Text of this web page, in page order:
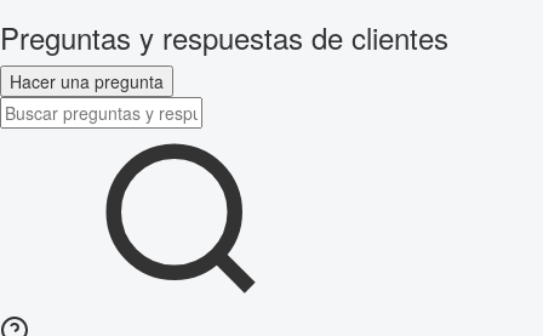
Preguntas y respuestas de clientes
Hacer una pregunta